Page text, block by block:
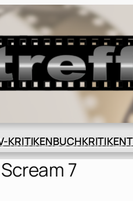
KRITIKENBUCHKRITIKEN
Scream 7